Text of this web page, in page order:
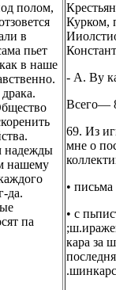
полом,
в
пьет
в наше
надежды
нашему
да.
па
Курком,
- А. By
Всего—
69. Из
мне о
•
• с
кара за